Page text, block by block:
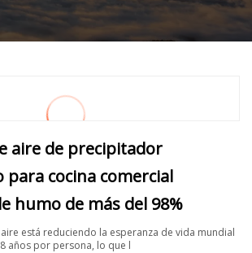
aire de precipitador
para cocina comercial
humo de más del 98%
está reduciendo la esperanza de vida mundial
años por persona, lo que l